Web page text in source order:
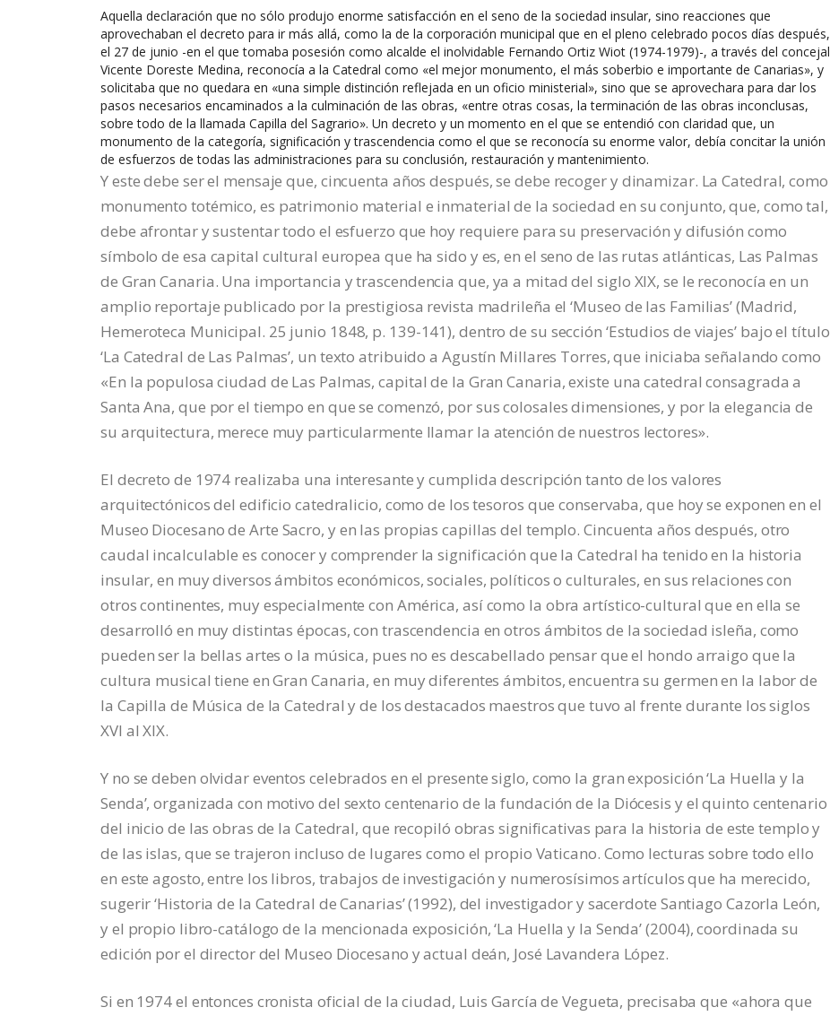
Aquella declaración que no sólo produjo enorme satisfacción en el seno de la sociedad insular, sino reacciones que
aprovechaban el decreto para ir más allá, como la de la corporación municipal que en el pleno celebrado pocos días después,
el 27 de junio -en el que tomaba posesión como alcalde el inolvidable Fernando Ortiz Wiot (1974-1979)-, a través del concejal
Vicente Doreste Medina, reconocía a la Catedral como «el mejor monumento, el más soberbio e importante de Canarias», y
solicitaba que no quedara en «una simple distinción reflejada en un oficio ministerial», sino que se aprovechara para dar los
pasos necesarios encaminados a la culminación de las obras, «entre otras cosas, la terminación de las obras inconclusas,
sobre todo de la llamada Capilla del Sagrario». Un decreto y un momento en el que se entendió con claridad que, un
monumento de la categoría, significación y trascendencia como el que se reconocía su enorme valor, debía concitar la unión
de esfuerzos de todas las administraciones para su conclusión, restauración y mantenimiento.
Y este debe ser el mensaje que, cincuenta años después, se debe recoger y dinamizar. La Catedral, como
monumento totémico, es patrimonio material e inmaterial de la sociedad en su conjunto, que, como tal,
debe afrontar y sustentar todo el esfuerzo que hoy requiere para su preservación y difusión como
símbolo de esa capital cultural europea que ha sido y es, en el seno de las rutas atlánticas, Las Palmas
de Gran Canaria. Una importancia y trascendencia que, ya a mitad del siglo XIX, se le reconocía en un
amplio reportaje publicado por la prestigiosa revista madrileña el ‘Museo de las Familias’ (Madrid,
Hemeroteca Municipal. 25 junio 1848, p. 139-141), dentro de su sección ‘Estudios de viajes’ bajo el título
‘La Catedral de Las Palmas’, un texto atribuido a Agustín Millares Torres, que iniciaba señalando como
«En la populosa ciudad de Las Palmas, capital de la Gran Canaria, existe una catedral consagrada a
Santa Ana, que por el tiempo en que se comenzó, por sus colosales dimensiones, y por la elegancia de
su arquitectura, merece muy particularmente llamar la atención de nuestros lectores».
El decreto de 1974 realizaba una interesante y cumplida descripción tanto de los valores
arquitectónicos del edificio catedralicio, como de los tesoros que conservaba, que hoy se exponen en el
Museo Diocesano de Arte Sacro, y en las propias capillas del templo. Cincuenta años después, otro
caudal incalculable es conocer y comprender la significación que la Catedral ha tenido en la historia
insular, en muy diversos ámbitos económicos, sociales, políticos o culturales, en sus relaciones con
otros continentes, muy especialmente con América, así como la obra artístico-cultural que en ella se
desarrolló en muy distintas épocas, con trascendencia en otros ámbitos de la sociedad isleña, como
pueden ser la bellas artes o la música, pues no es descabellado pensar que el hondo arraigo que la
cultura musical tiene en Gran Canaria, en muy diferentes ámbitos, encuentra su germen en la labor de
la Capilla de Música de la Catedral y de los destacados maestros que tuvo al frente durante los siglos
XVI al XIX.
Y no se deben olvidar eventos celebrados en el presente siglo, como la gran exposición ‘La Huella y la
Senda’, organizada con motivo del sexto centenario de la fundación de la Diócesis y el quinto centenario
del inicio de las obras de la Catedral, que recopiló obras significativas para la historia de este templo y
de las islas, que se trajeron incluso de lugares como el propio Vaticano. Como lecturas sobre todo ello
en este agosto, entre los libros, trabajos de investigación y numerosísimos artículos que ha merecido,
sugerir ‘Historia de la Catedral de Canarias’ (1992), del investigador y sacerdote Santiago Cazorla León,
y el propio libro-catálogo de la mencionada exposición, ‘La Huella y la Senda’ (2004), coordinada su
edición por el director del Museo Diocesano y actual deán, José Lavandera López.
Si en 1974 el entonces cronista oficial de la ciudad, Luis García de Vegueta, precisaba que «ahora que